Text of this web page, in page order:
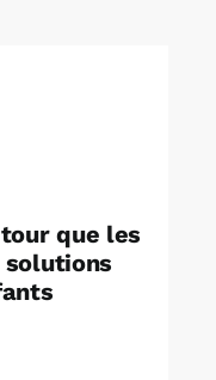
tour que les